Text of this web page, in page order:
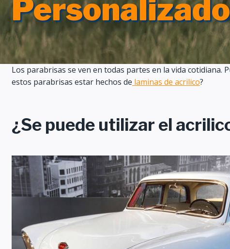
Personalizado
Los parabrisas se ven en todas partes en la vida cotidiana.
estos parabrisas estar hechos de laminas de acrilico?
¿Se puede utilizar el